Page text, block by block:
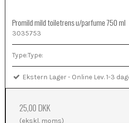
Promild mild toiletrens u/parfume 750 ml
3035753
Type:Type:
Ekstern Lager - Online Lev. 1-3
25,00 DKK
(ekskl. moms)